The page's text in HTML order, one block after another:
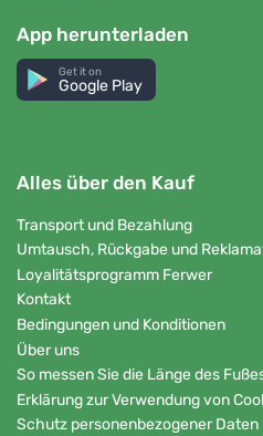
App herunterladen
Get it on
Google Play
Alles über den Kauf
Transport und Bezahlung
Umtausch, Rückgabe und
Loyalitätsprogramm Ferwer
Kontakt
Bedingungen und Konditionen
Über uns
So messen Sie die Länge des
Erklärung zur Verwendung von
Schutz personenbezogener Daten